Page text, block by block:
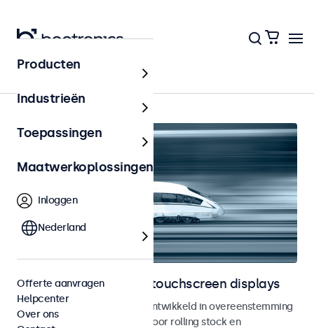
Railway
Railway monitoren en touchscreen displays
Monitoren en touchscreens ontwikkeld in overeenstemming
met EN 50155 en EN 45545-2 voor rolling stock en
Producten
Industrieën
Toepassingen
Maatwerkoplossingen
Inloggen
Nederland
Offerte aanvragen
Helpcenter
Over ons